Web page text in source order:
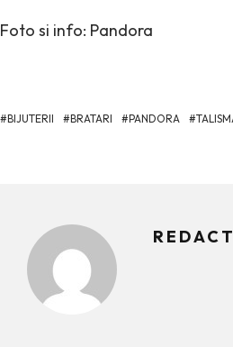
Foto si info: Pandora
BIJUTERII BRATARI PANDORA